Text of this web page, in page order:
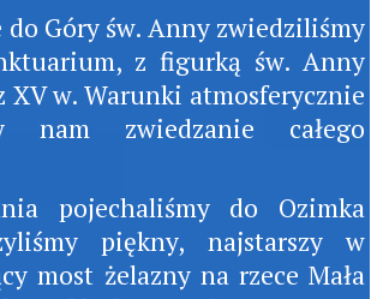
do Góry św. Anny zwiedziliśmy
z figurką św. Anny
XV w. Warunki atmosferycznie
nam zwiedzanie całego
pojechaliśmy do Ozimka
piękny, najstarszy w
most żelazny na rzece Mała